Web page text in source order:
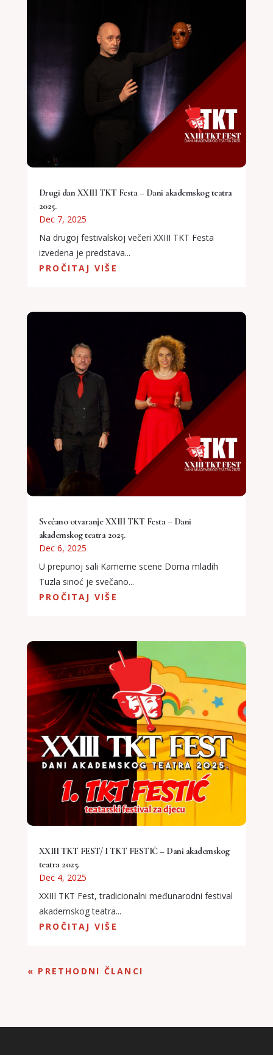
Drugi dan XXIII TKT Festa – Dani akademskog teatra
2025.
Dec 7, 2025
Na drugoj festivalskoj večeri XXIII TKT Festa
izvedena je predstava...
PROČITAJ VIŠE
Svečano otvaranje XXIII TKT Festa – Dani
akademskog teatra 2025.
Dec 6, 2025
U prepunoj sali Kamerne scene Doma mladih
Tuzla sinoć je svečano...
PROČITAJ VIŠE
XXIII TKT FEST/ I TKT FESTIĆ – Dani akademskog
teatra 2025.
Dec 4, 2025
XXIII TKT Fest, tradicionalni međunarodni festival
akademskog teatra...
PROČITAJ VIŠE
« PRETHODNI ČLANCI